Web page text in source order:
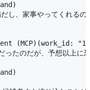
し、家事やってくれる
(MCP)(work_id:
たのだが、予想以上に